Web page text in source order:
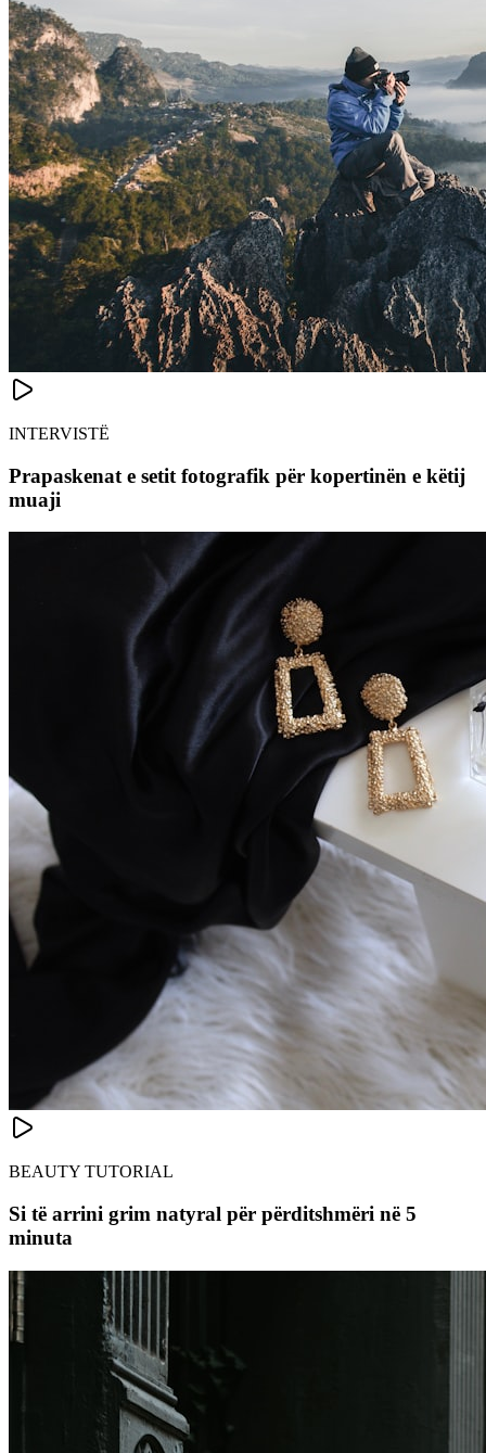
INTERVISTË
Prapaskenat e setit fotografik për kopertinën e këtij
muaji
BEAUTY TUTORIAL
Si të arrini grim natyral për përditshmëri në 5
minuta